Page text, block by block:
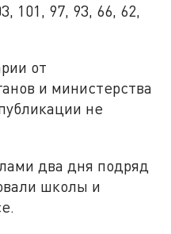
101, 97, 93, 66, 62,
от
и министерства
не
два дня подряд
школы и